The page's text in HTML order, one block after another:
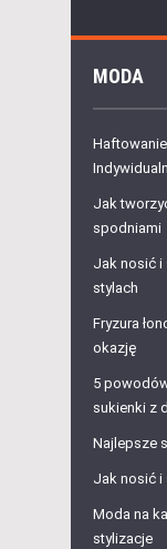
MODA
Jak
spodniami
Jak nosić i
stylach
Fryzura
okazję
5
sukienki z
Najlepsze
Jak nosić i
Moda na
stylizacje